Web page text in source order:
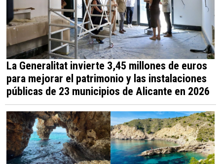
La Generalitat invierte 3,45 millones de euros
para mejorar el patrimonio y las instalaciones
públicas de 23 municipios de Alicante en 2026